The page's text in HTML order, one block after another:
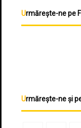
Urmărește-ne pe
Urmărește-ne și